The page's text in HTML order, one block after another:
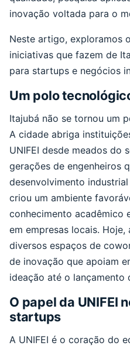
inovação voltada para o
Neste artigo, exploramos
iniciativas que fazem de
para startups e negócios
Um polo
Itajubá não se tornou um
A cidade abriga
UNIFEI desde meados do
gerações de engenheiros
desenvolvimento
criou um ambiente
conhecimento acadêmico
em empresas locais.
diversos espaços de
de inovação que apoiam
ideação até o lançamento
O papel da UNIFEI
startups
A UNIFEI é o coração do